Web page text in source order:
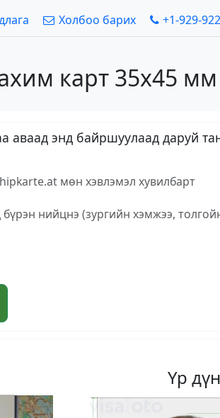
Холбоо барих +1-929-
карт 35х45
аваад энд байршуулаад даруй
мөн хэвлэмэл хувилбарт
нийцнэ (зургийн хэмжээ,
Үр дүн